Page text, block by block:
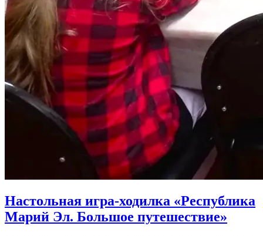
Настольная игра-ходилка «Республика
Марий Эл. Большое путешествие»